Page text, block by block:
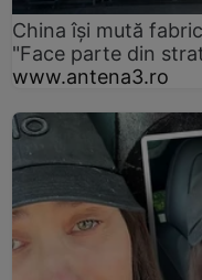
China își mută
"Face parte din
www.antena3.ro